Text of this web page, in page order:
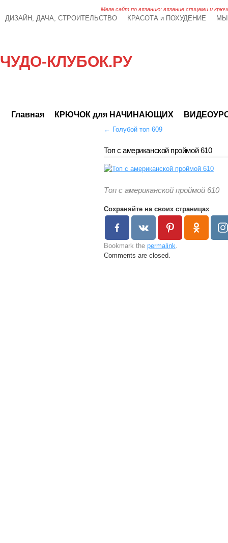
Мега сайт по вязанию: вязание спицами и
ДИЗАЙН, ДАЧА, СТРОИТЕЛЬСТВО КРАСОТА и ПОХУДЕНИЕ
ЧУДО-КЛУБОК.РУ
Главная КРЮЧОК для НАЧИНАЮЩИХ
← Голубой топ 609
Топ с американской проймой 610
Топ с американской проймой 610
Сохраняйте на своих страницах
Bookmark the permalink
Comments are closed.